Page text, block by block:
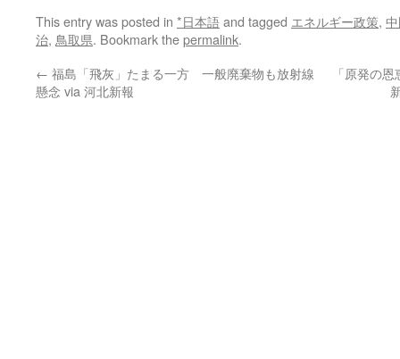
This entry was posted in *日本語and tagged エネルギー政策,
治, 鳥取県. Bookmark thepermalink.
← 福島「飛灰」たまる一方 一般廃棄物も放射線
懸念 via 河北新報
「原発の